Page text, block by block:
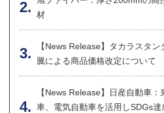
材
【News Release】タカラスタ
騰による商品価格改定について
【News Release】日産自動車
車、電気自動車を活用しSDGs